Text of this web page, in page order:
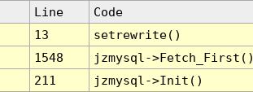
Line
Code
13
setrewrite()
1548
jzmysql-
211
jzmysql->Init()